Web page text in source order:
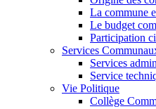
La commune
Le budget
Participation
Services
Services
Service
Vie Politique
Collège